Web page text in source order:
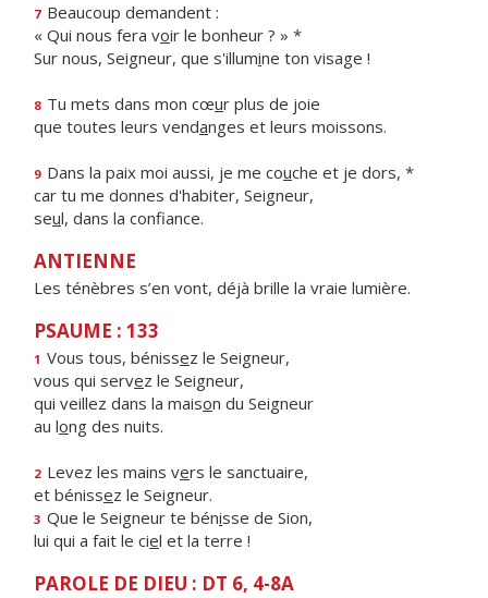
7 Beaucoup demandent :
« Qui nous fera voir le bonheur ? » *
Sur nous, Seigneur, que s'illumine ton visage !
8 Tu mets dans mon cœur plus de joie
que toutes leurs vendanges et leurs moissons.
9 Dans la paix moi aussi, je me couche et je dors, *
car tu me donnes d'habiter, Seigneur,
seul, dans la confiance.
ANTIENNE
Les ténèbres s’en vont, déjà brille la vraie lumière.
PSAUME : 133
1 Vous tous, bénissez le Seigneur,
vous qui servez le Seigneur,
qui veillez dans la maison du Seigneur
au long des nuits.
2 Levez les mains vers le sanctuaire,
et bénissez le Seigneur.
3 Que le Seigneur te bénisse de Sion,
lui qui a fait le ciel et la terre !
PAROLE DE DIEU : DT 6, 4-8A